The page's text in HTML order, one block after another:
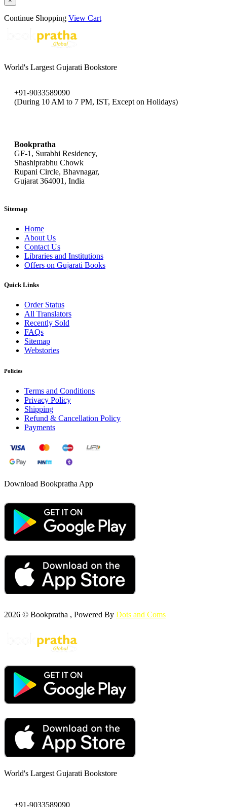
Continue Shopping View Cart
World's Largest Gujarati Bookstore
+91-9033589090
(During 10 AM to 7 PM, IST, Except on Holidays)
Bookpratha
GF-1, Surabhi Residency,
Shashiprabhu Chowk
Rupani Circle, Bhavnagar,
Gujarat 364001, India
Sitemap
Home
About Us
Contact Us
Libraries and Institutions
Offers on Gujarati Books
Quick Links
Order Status
All Translators
Recently Sold
FAQs
Sitemap
Webstories
Policies
Terms and Conditions
Privacy Policy
Shipping
Refund & Cancellation Policy
Payments
Download Bookpratha App
2026 © Bookpratha , Powered By Dots and Coms
World's Largest Gujarati Bookstore
+91-9033589090